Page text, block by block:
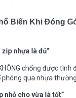
Biến Khi Đóng
nhựa là đủ”
chống được tĩnh
phóng qua nhựa thường
nhỏ cho vừa là tốt”